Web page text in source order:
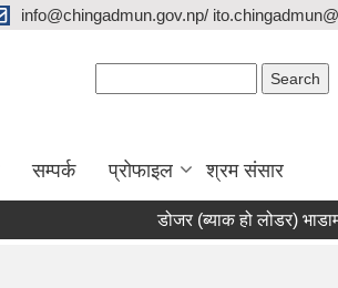
info@chingadmun.gov.np/
सम्पर्क प्रोफाइल श्रम संसार
डोजर (ब्याक हो लोडर) भाडामा